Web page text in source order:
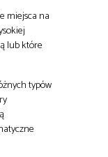
miejsca na
lub które
typów